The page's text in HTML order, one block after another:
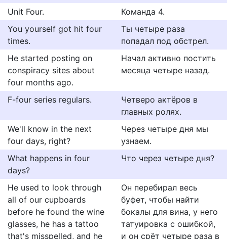
Unit Four.
Команда 4.
You yourself got hit four
times.
Ты четыре раза
попадал под обстрел.
He started posting on
conspiracy sites about
four months ago.
Начал активно постить
месяца четыре назад.
F-four series regulars.
Четверо актёров в
главных ролях.
We'll know in the next
four days, right?
Через четыре дня мы
узнаем.
What happens in four
days?
Что через четыре дня?
He used to look through
all of our cupboards
before he found the wine
glasses, he has a tattoo
that's misspelled, and he
Он перебирал весь
буфет, чтобы найти
бокалы для вина, у него
татуировка с ошибкой,
и он срёт четыре раза в